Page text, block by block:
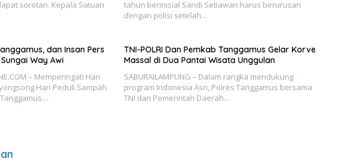
sorotan. Kepala Satuan
tahun berinisial Sandi Setiawan harus berurusan
dengan polisi setelah…
dan Insan Pers
Way Awi
– Memperingati Hari
Hari Peduli Sampah
TNI-POLRI Dan Pemkab Tanggamus Gelar Korve
Massal di Dua Pantai Wisata Unggulan
SABURAILAMPUNG – Dalam rangka mendukung
program Indonesia Asri, Polres Tanggamus bersama
TNI dan Pemerintah Daerah…